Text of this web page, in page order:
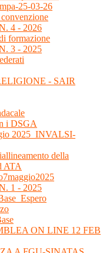
25-03-26
4 - 2026
formazione
3 - 2025
- SAIR
i DSGA
2025_INVALSI-
della
ATA
1 - 2025
ON LINE 12 FEB